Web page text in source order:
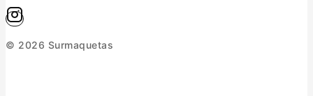
© 2026 Surmaquetas